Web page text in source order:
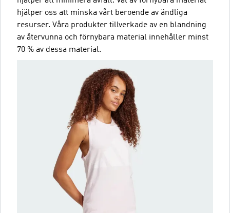
hjälper oss att minska vårt beroende av ändliga
resurser. Våra produkter tillverkade av en blandning
av återvunna och förnybara material innehåller minst
70 % av dessa material.